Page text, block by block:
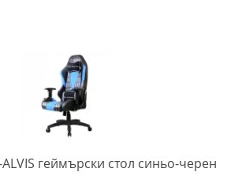
геймърски стол синьо-черенINZ-